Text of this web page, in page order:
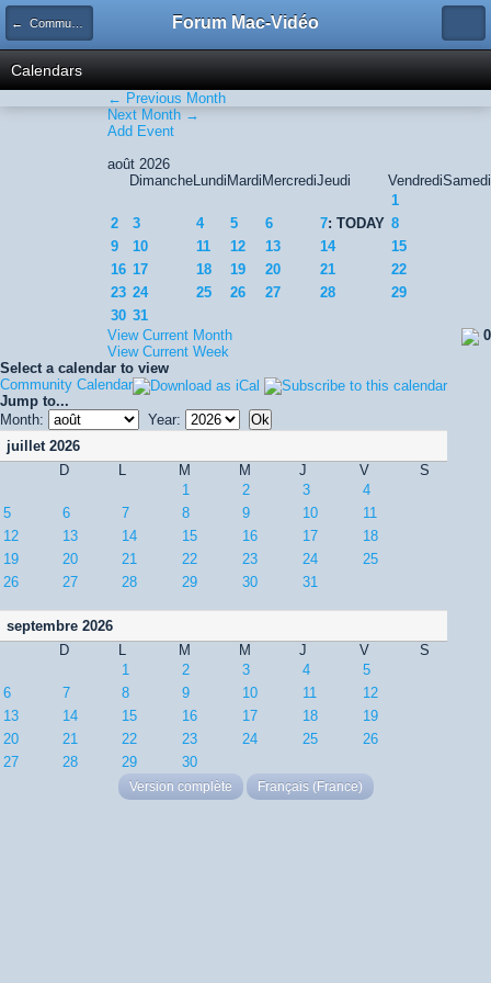
← Community Calendar Forum Mac-Vidéo
Calendars
← Previous Month
Next Month →
Add Event
août 2026
DimancheLundi Mardi MercrediJeudi VendrediSamedi
1
2
3 4 5 6 7: TODAY 8
9
10 11 12 13 14
15
16 17 18 19 20 21
22
23 24 25 26 27 28
29
30 31
0
View Current Month
View Current Week
Select a calendar to view
Community Calendar
Jump to...
Month:
Year:
juillet 2026
D
L M M J V
S
1
2 3
4
5
6 7 8 9 10
11
12
13 14 15 16 17
18
19
20 21 22 23 24
25
26
27 28 29 30 31
septembre 2026
D
L M M J V
S
1
2 3 4
5
6
7 8 9 10 11
12
13
14 15 16 17 18
19
20
21 22 23 24 25
26
27
28 29 30
Version complète Français (France)